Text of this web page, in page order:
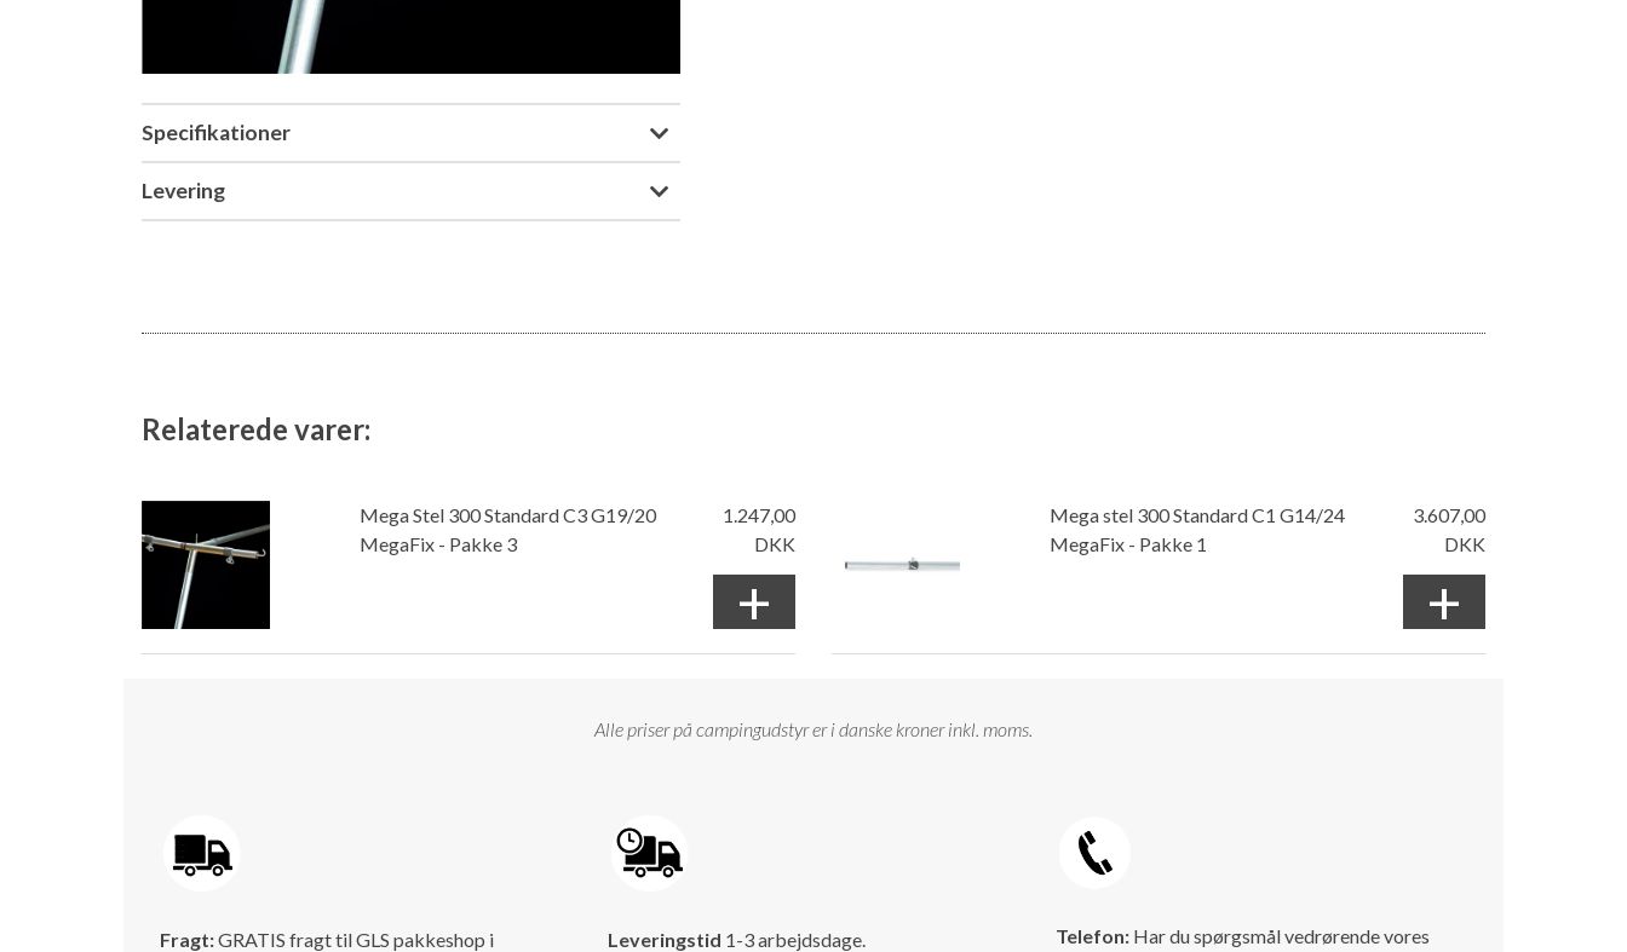
Specifikationer
Levering
Relaterede varer:
Mega Stel 300 Standard C3 G19/20
MegaFix - Pakke 3
1.247,00
DKK
+
Mega stel 300 Standard C1 G14/24
MegaFix - Pakke 1
3.607,00
DKK
+
Alle priser på campingudstyr er i danske kroner inkl. moms.
Fragt:GRATIS fragt til GLS pakkeshop i
Leveringstid 1-3 arbejdsdage.
Telefon: Har du spørgsmål vedrørende vores